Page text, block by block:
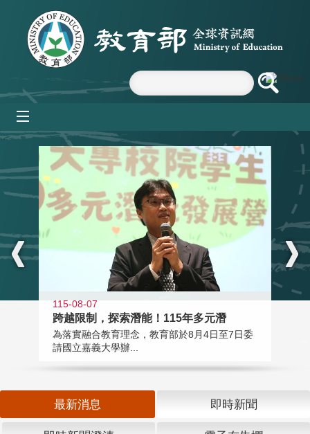
跳到主要內容區塊
:::
115-08-07
跨越限制，探索潛能！115年多元潛
為落實融合教育理念，教育部於8月4日至7日委
請國立嘉義大學辦...
最新消息 即時新聞